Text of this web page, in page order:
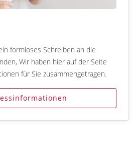
formloses Schreiben an die
Wir haben hier auf der Seite
für Sie zusammengetragen.